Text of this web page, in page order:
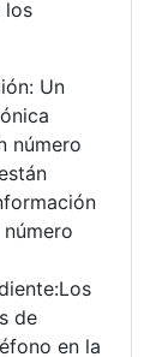
los
Un
número
de
en la